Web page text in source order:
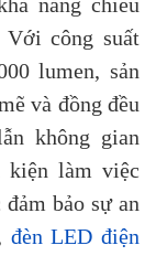
công suất
lumen, sản
và đồng đều
không gian
làm việc
bảo sự an
đèn LED điện